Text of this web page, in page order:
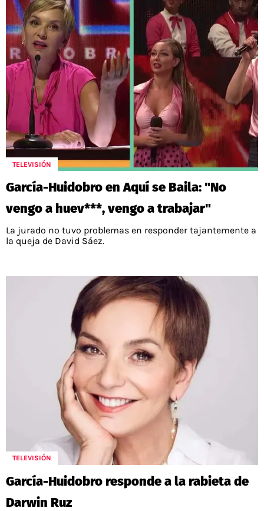
TELEVISIÓN
García-Huidobro en Aquí se Baila: "No
vengo a huev***, vengo a trabajar"
La jurado no tuvo problemas en responder tajantemente a
la queja de David Sáez.
TELEVISIÓN
García-Huidobro responde a la rabieta de
Darwin Ruz